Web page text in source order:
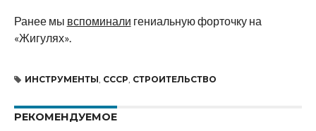
Ранее мы вспоминали гениальную форточку на
«Жигулях».
ИНСТРУМЕНТЫ СССР СТРОИТЕЛЬСТВО
РЕКОМЕНДУЕМОЕ